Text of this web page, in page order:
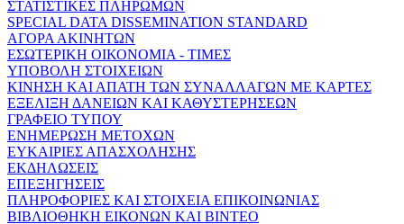
ΣΤΑΤΙΣΤΙΚΕΣ ΠΛΗΡΩΜΩΝ
SPECIAL DATA DISSEMINATION STANDARD
ΑΓΟΡΑ ΑΚΙΝΗΤΩΝ
ΕΣΩΤΕΡΙΚΗ ΟΙΚΟΝΟΜΙΑ - ΤΙΜΕΣ
ΥΠΟΒΟΛΗ ΣΤΟΙΧΕΙΩΝ
ΚΙΝΗΣΗ ΚΑΙ ΑΠΑΤΗ ΤΩΝ ΣΥΝΑΛΛΑΓΩΝ ΜΕ ΚΑΡΤΕΣ
ΕΞΕΛΙΞΗ ΔΑΝΕΙΩΝ ΚΑΙ ΚΑΘΥΣΤΕΡΗΣΕΩΝ
ΓΡΑΦΕΙΟ ΤΥΠΟΥ
ΕΝΗΜΕΡΩΣΗ ΜΕΤΟΧΩΝ
ΕΥΚΑΙΡΙΕΣ ΑΠΑΣΧΟΛΗΣΗΣ
ΕΚΔΗΛΩΣΕΙΣ
ΕΠΕΞΗΓΗΣΕΙΣ
ΠΛΗΡΟΦΟΡΙΕΣ ΚΑΙ ΣΤΟΙΧΕΙΑ ΕΠΙΚΟΙΝΩΝΙΑΣ
ΒΙΒΛΙΟΘΗΚΗ ΕΙΚΟΝΩΝ ΚΑΙ ΒΙΝΤΕΟ